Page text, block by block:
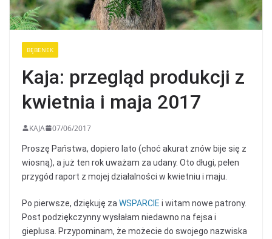
BĘBENEK
Kaja: przegląd produkcji z
kwietnia i maja 2017
KAJA 07/06/2017
Proszę Państwa, dopiero lato (choć akurat znów bije się z
wiosną), a już ten rok uważam za udany. Oto długi, pełen
przygód raport z mojej działalności w kwietniu i maju.
Po pierwsze, dziękuję za WSPARCIE i witam nowe patrony.
Post podziękczynny wysłałam niedawno na fejsa i
gieplusa. Przypominam, że możecie do swojego nazwiska